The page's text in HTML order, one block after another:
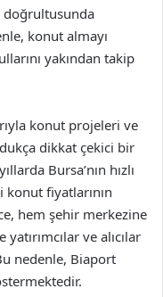
doğrultusunda
konut almayı
yakından takip
konut projeleri ve
dikkat çekici bir
Bursa’nın hızlı
konut fiyatlarının
hem şehir merkezine
ve alıcılar
nedenle, Biaport